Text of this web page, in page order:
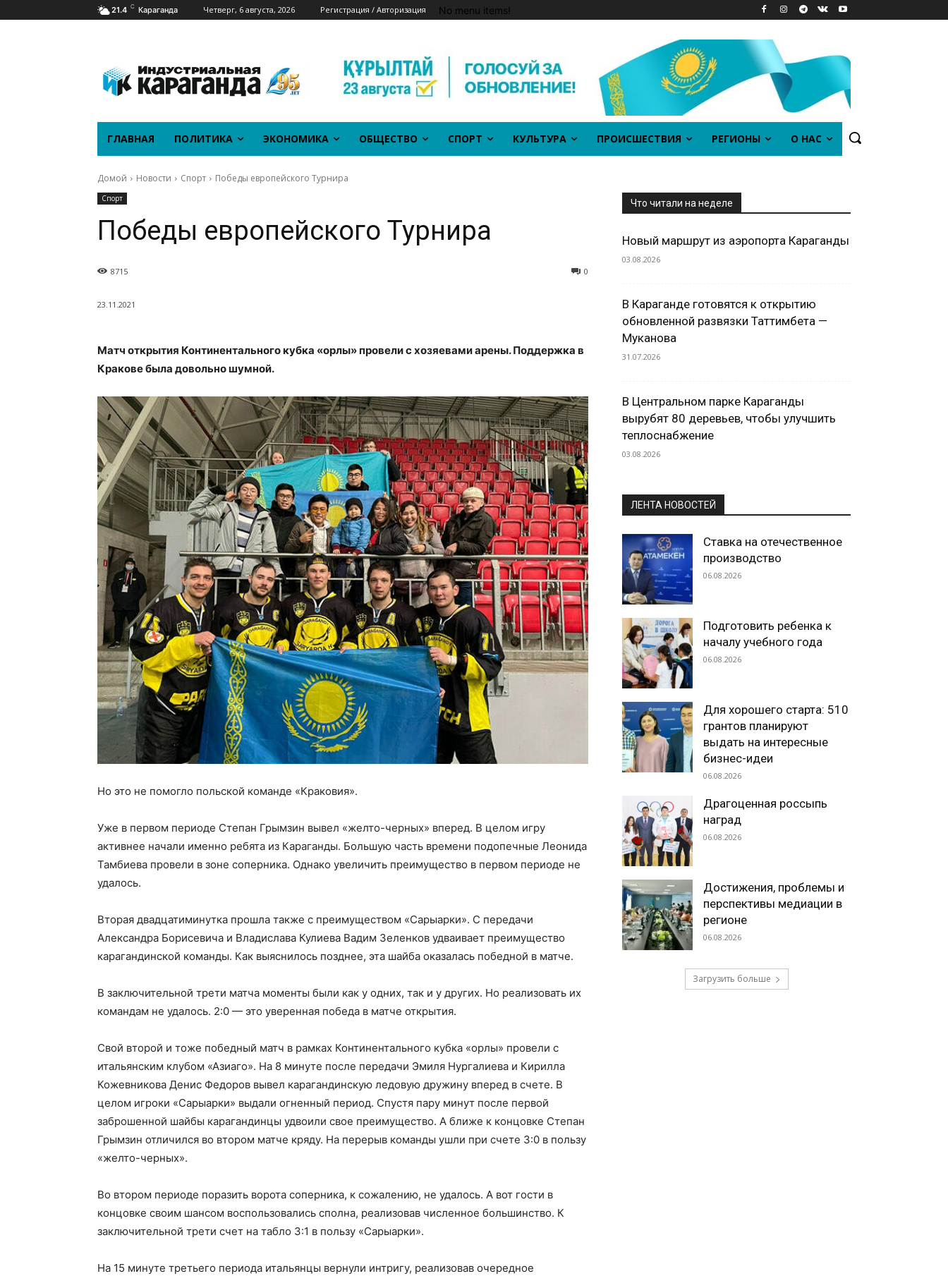
21.4 C Караганда Четверг, 6 августа, 2026 Регистрация / Авторизация No menu items!
ГЛАВНАЯ ПОЛИТИКА ЭКОНОМИКА ОБЩЕСТВО СПОРТ КУЛЬТУРА ПРОИСШЕСТВИЯ РЕГИОНЫ О НАС
Домой Новости Спорт Победы европейского Турнира
Спорт
Победы европейского Турнира
0
8715
23.11.2021
Матч открытия Континентального кубка «орлы» провели с хозяевами арены. Поддержка в
Кракове была довольно шумной.
Но это не помогло польской команде «Краковия».
Уже в первом периоде Степан Грымзин вывел «желто-черных» вперед. В целом игру
активнее начали именно ребята из Караганды. Большую часть времени подопечные Леонида
Тамбиева провели в зоне соперника. Однако увеличить преимущество в первом периоде не
удалось.
Вторая двадцатиминутка прошла также с преимуществом «Сарыарки». С передачи
Александра Борисевича и Владислава Кулиева Вадим Зеленков удваивает преимущество
карагандинской команды. Как выяснилось позднее, эта шайба оказалась победной в матче.
В заключительной трети матча моменты были как у одних, так и у других. Но реализовать их
командам не удалось. 2:0 — это уверенная победа в матче открытия.
Свой второй и тоже победный матч в рамках Континентального кубка «орлы» провели с
итальянским клубом «Азиаго». На 8 минуте после передачи Эмиля Нургалиева и Кирилла
Кожевникова Денис Федоров вывел карагандинскую ледовую дружину вперед в счете. В
целом игроки «Сарыарки» выдали огненный период. Спустя пару минут после первой
заброшенной шайбы карагандинцы удвоили свое преимущество. А ближе к концовке Степан
Грымзин отличился во втором матче кряду. На перерыв команды ушли при счете 3:0 в пользу
«желто-черных».
Во втором периоде поразить ворота соперника, к сожалению, не удалось. А вот гости в
концовке своим шансом воспользовались сполна, реализовав численное большинство. К
заключительной трети счет на табло 3:1 в пользу «Сарыарки».
На 15 минуте третьего периода итальянцы вернули интригу, реализовав очередное
Что читали на неделе
Новый маршрут из аэропорта Караганды
03.08.2026
В Караганде готовятся к открытию
обновленной развязки Таттимбета —
Муканова
31.07.2026
В Центральном парке Караганды
вырубят 80 деревьев, чтобы улучшить
теплоснабжение
03.08.2026
ЛЕНТА НОВОСТЕЙ
Ставка на отечественное
производство
06.08.2026
Подготовить ребенка к
началу учебного года
06.08.2026
Для хорошего старта: 510
грантов планируют
выдать на интересные
бизнес-идеи
06.08.2026
Драгоценная россыпь
наград
06.08.2026
Достижения, проблемы и
перспективы медиации в
регионе
06.08.2026
Загрузить больше